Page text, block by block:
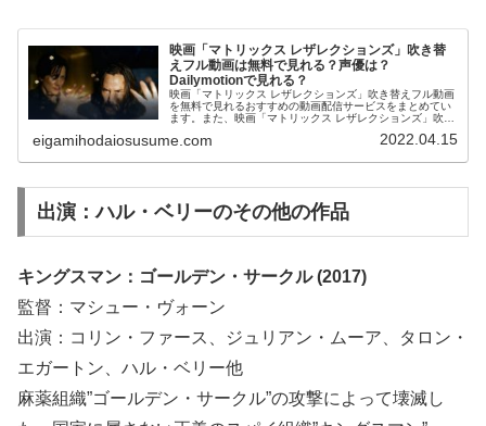
映画「マトリックス レザレクションズ」吹き替
えフル動画は無料で見れる？声優は？
Dailymotionで見れる？
映画「マトリックス レザレクションズ」吹き替えフル動画
を無料で見れるおすすめの動画配信サービスをまとめてい
ます。また、映画「マトリックス レザレクションズ」吹き
YouTubeで見れるかも調べています。そして、映画「マト
についてもお伝えしていますので、動画配信サービス選び
eigamihodaiosusume.com 2022.04.15
出演：ハル・ベリーのその他の作品
キングスマン：ゴールデン・サークル (2017)
監督：マシュー・ヴォーン
出演：コリン・ファース、ジュリアン・ムーア、タロン・
エガートン、ハル・ベリー他
麻薬組織”ゴールデン・サークル”の攻撃によって壊滅し